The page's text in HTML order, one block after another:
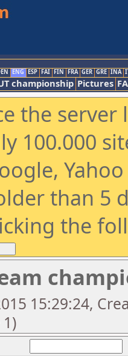
ENG ESP FAI FIN FRA GER GRE INA
championship Pictures
the
100.000
than 5
the
15:29:24,